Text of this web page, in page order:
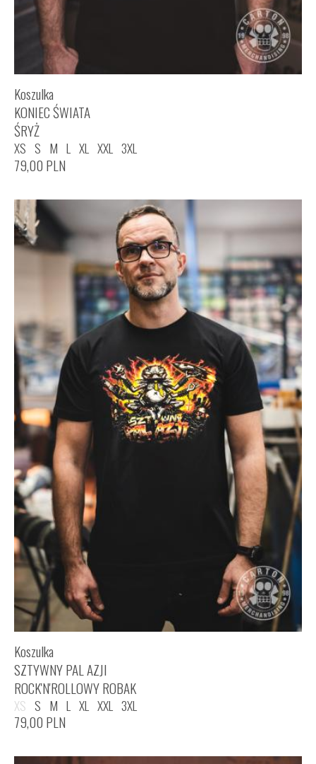
Koszulka
KONIEC ŚWIATA
ŚRYŻ
XS S M L XL XXL 3XL
79,00 PLN
Koszulka
SZTYWNY PAL AZJI
ROCK'N'ROLLOWY ROBAK
XS S M L XL XXL 3XL
79,00 PLN